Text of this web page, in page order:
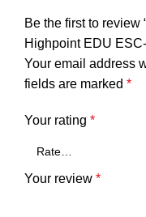
Be the first to review
Highpoint EDU
Your email address
fields are marked *
Your rating *
Your review *